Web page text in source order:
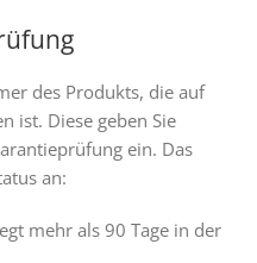
des Produkts, die auf
ist. Diese geben Sie
ein. Das
an:
mehr als 90 Tage in der